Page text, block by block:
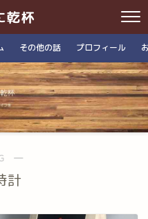
乾杯
その他の話 プロフィール
―
計